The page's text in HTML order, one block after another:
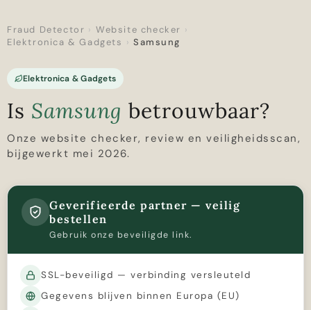
Fraud Detector › Website checker ›
Elektronica & Gadgets › Samsung
Elektronica & Gadgets
Is Samsung betrouwbaar?
Onze website checker, review en veiligheidsscan,
bijgewerkt mei 2026.
Geverifieerde partner — veilig
bestellen
Gebruik onze beveiligde link.
SSL-beveiligd — verbinding versleuteld
Gegevens blijven binnen Europa (EU)